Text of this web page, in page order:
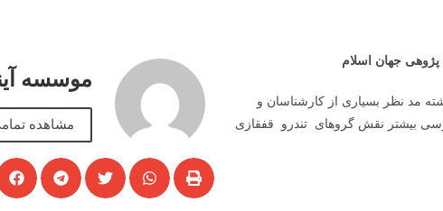
جهان اسلام
مد نظر بسیاری از کارشناسان و
بیشتر نقش گروهای تندرو قفقازی
موسسه
مشاهده